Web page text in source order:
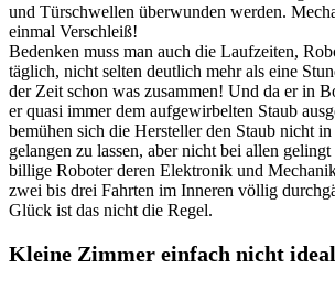
und Türschwellen überwunden werden.
einmal Verschleiß!
Bedenken muss man auch die Laufzeiten,
täglich, nicht selten deutlich mehr als eine
der Zeit schon was zusammen! Und da er in
er quasi immer dem aufgewirbelten Staub
bemühen sich die Hersteller den Staub nicht
gelangen zu lassen, aber nicht bei allen
billige Roboter deren Elektronik und
zwei bis drei Fahrten im Inneren völlig
Glück ist das nicht die Regel.
Kleine Zimmer einfach nicht ideal